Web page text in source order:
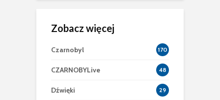
Zobacz więcej
Czarnobyl 170
CZARNOBYLive 48
Dźwięki 29